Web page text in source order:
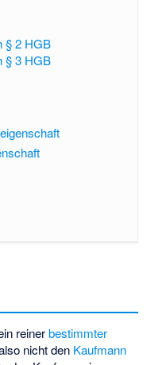
§ 2 HGB
§ 3 HGB
reinerbestimmter
nicht den Kaufmann